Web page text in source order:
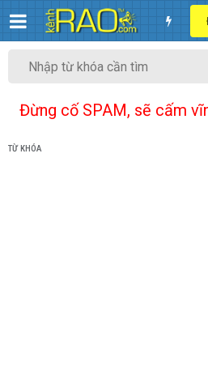
Đừng cố SPAM, sẽ cấm
TỪ KHÓA